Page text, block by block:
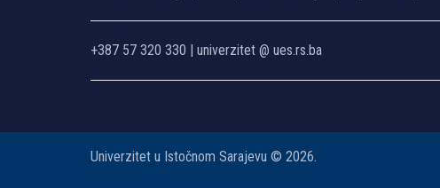
+387 57 320 330 | univerzitet @ ues.rs.ba
Univerzitet u Istočnom Sarajevu © 2026.